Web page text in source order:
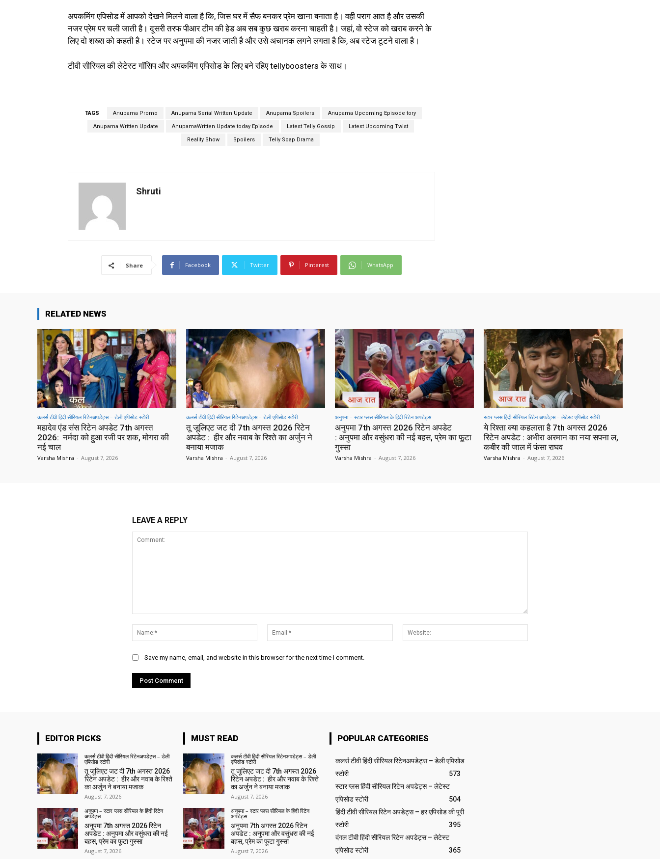
अपकमिंग एपिसोड में आपको देखने मिलने वाला है कि, जिस घर में सैफ बनकर प्रेम खाना बनाता है। वही पराग आत है और उसकी
नजर प्रेम पर चली जाती है। दूसरी तरफ पीआर टीम की हेड अब सब कुछ खराब करना चाहती है। जहां, वो स्टेज को खराब करने के
लिए दो शख्स को कहती है। स्टेज पर अनुपमा की नजर जाती है और उसे अचानक लगने लगता है कि, अब स्टेज टूटने वाला है।
टीवी सीरियल की लेटेस्ट गॉसिप और अपकमिंग एपिसोड के लिए बने रहिए tellyboosters के साथ।
TAGS Anupama Promo Anupama Serial Written Update Anupama Spoilers Anupama Upcoming Episode tory
Anupama Written Update AnupamaWritten Update today Episode Latest Telly Gossip Latest Upcoming Twist
Reality Show Spoilers Telly Soap Drama
Shruti
Share Facebook Twitter Pinterest WhatsApp
RELATED NEWS
कलर्स टीवी हिंदी सीरियल रिटेनअपडेट्स – डेली एपिसोड स्टोरी
महादेव एंड संस रिटेन अपडेट 7th अगस्त
2026: नर्मदा को हुआ रजी पर शक, मोगरा की
नई चाल
Varsha Mishra - August 7, 2026
कलर्स टीवी हिंदी सीरियल रिटेनअपडेट्स – डेली एपिसोड स्टोरी
तू जूलिएट जट दी 7th अगस्त 2026 रिटेन
अपडेट : हीर और नवाब के रिश्ते का अर्जुन ने
बनाया मजाक
Varsha Mishra - August 7, 2026
अनुपमा – स्टार प्लस सीरियल के हिंदी रिटेन अपडेट्स
अनुपमा 7th अगस्त 2026 रिटेन अपडेट
: अनुपमा और वसुंधरा की नई बहस, प्रेम का फूटा
गुस्सा
Varsha Mishra - August 7, 2026
स्टार प्लस हिंदी सीरियल रिटेन अपडेट्स – लेटेस्ट एपिसोड स्टोरी
ये रिश्ता क्या कहलाता है 7th अगस्त 2026
रिटेन अपडेट : अभीरा अरमान का नया सपना ल,
कबीर की जाल में फंसा राघव
Varsha Mishra - August 7, 2026
LEAVE A REPLY
Name:*
Email:*
Save my name, email, and website in this browser for the next time I comment.
EDITOR PICKS
कलर्स टीवी हिंदी सीरियल रिटेनअपडेट्स – डेली
एपिसोड स्टोरी
तू जूलिएट जट दी 7th अगस्त 2026
रिटेन अपडेट : हीर और नवाब के रिश्ते
का अर्जुन ने बनाया मजाक
August 7, 2026
अनुपमा – स्टार प्लस सीरियल के हिंदी रिटेन
अपडेट्स
अनुपमा 7th अगस्त 2026 रिटेन
अपडेट : अनुपमा और वसुंधरा की नई
बहस, प्रेम का फूटा गुस्सा
August 7, 2026
MUST READ
कलर्स टीवी हिंदी सीरियल रिटेनअपडेट्स – डेली
एपिसोड स्टोरी
तू जूलिएट जट दी 7th अगस्त 2026
रिटेन अपडेट : हीर और नवाब के रिश्ते
का अर्जुन ने बनाया मजाक
August 7, 2026
अनुपमा – स्टार प्लस सीरियल के हिंदी रिटेन
अपडेट्स
अनुपमा 7th अगस्त 2026 रिटेन
अपडेट : अनुपमा और वसुंधरा की नई
बहस, प्रेम का फूटा गुस्सा
August 7, 2026
POPULAR CATEGORIES
कलर्स टीवी हिंदी सीरियल रिटेनअपडेट्स – डेली एपिसोड
स्टोरी
573
स्टार प्लस हिंदी सीरियल रिटेन अपडेट्स – लेटेस्ट
एपिसोड स्टोरी
504
हिंदी टीवी सीरियल रिटेन अपडेट्स – हर एपिसोड की पूरी
स्टोरी
395
दंगल टीवी हिंदी सीरियल रिटेन अपडेट्स – लेटेस्ट
एपिसोड स्टोरी
365